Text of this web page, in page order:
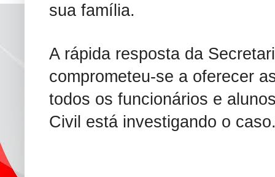
sua família.
A rápida resposta da
comprometeu-se a oferecer
todos os funcionários e
Civil está investigando o